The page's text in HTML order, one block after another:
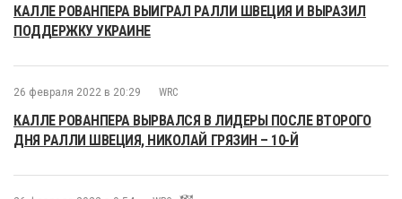
КАЛЛЕ РОВАНПЕРА ВЫИГРАЛ РАЛЛИ ШВЕЦИЯ И ВЫРАЗИЛ
ПОДДЕРЖКУ УКРАИНЕ
26 февраля 2022 в 20:29 WRC
КАЛЛЕ РОВАНПЕРА ВЫРВАЛСЯ В ЛИДЕРЫ ПОСЛЕ ВТОРОГО
ДНЯ РАЛЛИ ШВЕЦИЯ, НИКОЛАЙ ГРЯЗИН – 10-Й